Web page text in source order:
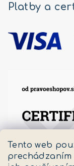
Tento web
Platby a